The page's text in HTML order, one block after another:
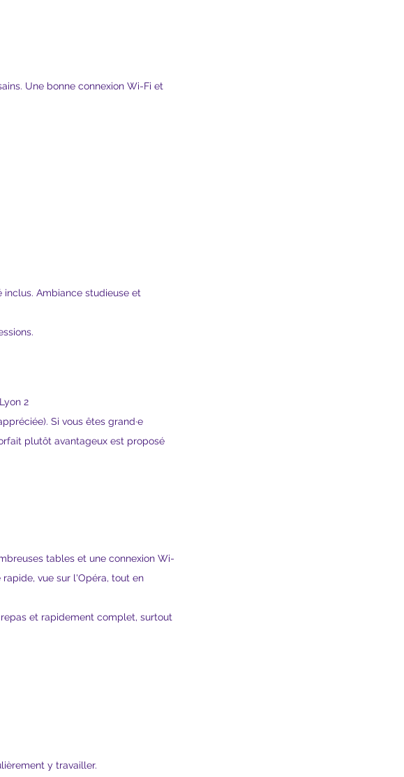
Une bonne connexion Wi-Fi et
Ambiance studieuse et
2
Si vous êtes grand·e
plutôt avantageux est proposé
tables et une connexion Wi-
vue sur l'Opéra, tout en
et rapidement complet, surtout
y travailler.